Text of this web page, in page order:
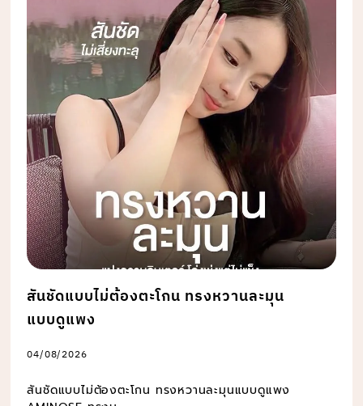
สันชัดแบบไม่ต้องตะโกน ทรงหวานละมุน
แบบดูแพง
04/08/2026
สันชัดแบบไม่ต้องตะโกน ทรงหวานละมุนแบบดูแพง